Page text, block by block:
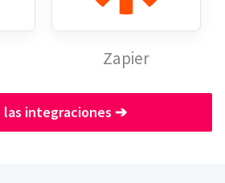
Zapier
las integraciones ➔